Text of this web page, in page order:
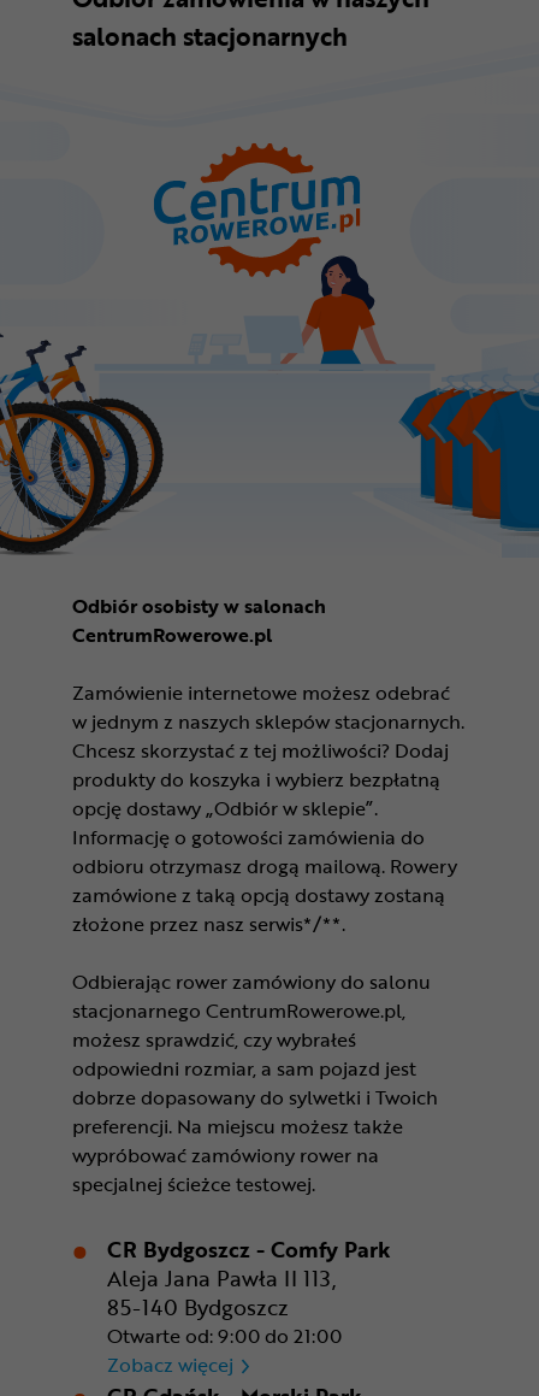
salonach stacjonarnych
Odbiór osobisty w salonach
CentrumRowerowe.pl
Zamówienie internetowe możesz odebrać
w jednym z naszych sklepów stacjonarnych.
Chcesz skorzystać z tej możliwości? Dodaj
produkty do koszyka i wybierz bezpłatną
opcję dostawy „Odbiór w sklepie”.
Informację o gotowości zamówienia do
odbioru otrzymasz drogą mailową. Rowery
zamówione z taką opcją dostawy zostaną
złożone przez nasz serwis*/**.
Odbierając rower zamówiony do salonu
stacjonarnego CentrumRowerowe.pl,
możesz sprawdzić, czy wybrałeś
odpowiedni rozmiar, a sam pojazd jest
dobrze dopasowany do sylwetki i Twoich
preferencji. Na miejscu możesz także
wypróbować zamówiony rower na
specjalnej ścieżce testowej.
CR Bydgoszcz - Comfy Park
Aleja Jana Pawła II 113,
85-140 Bydgoszcz
Otwarte od: 9:00 do 21:00
Zobacz więcej CR Bydgoszcz - Comfy Park